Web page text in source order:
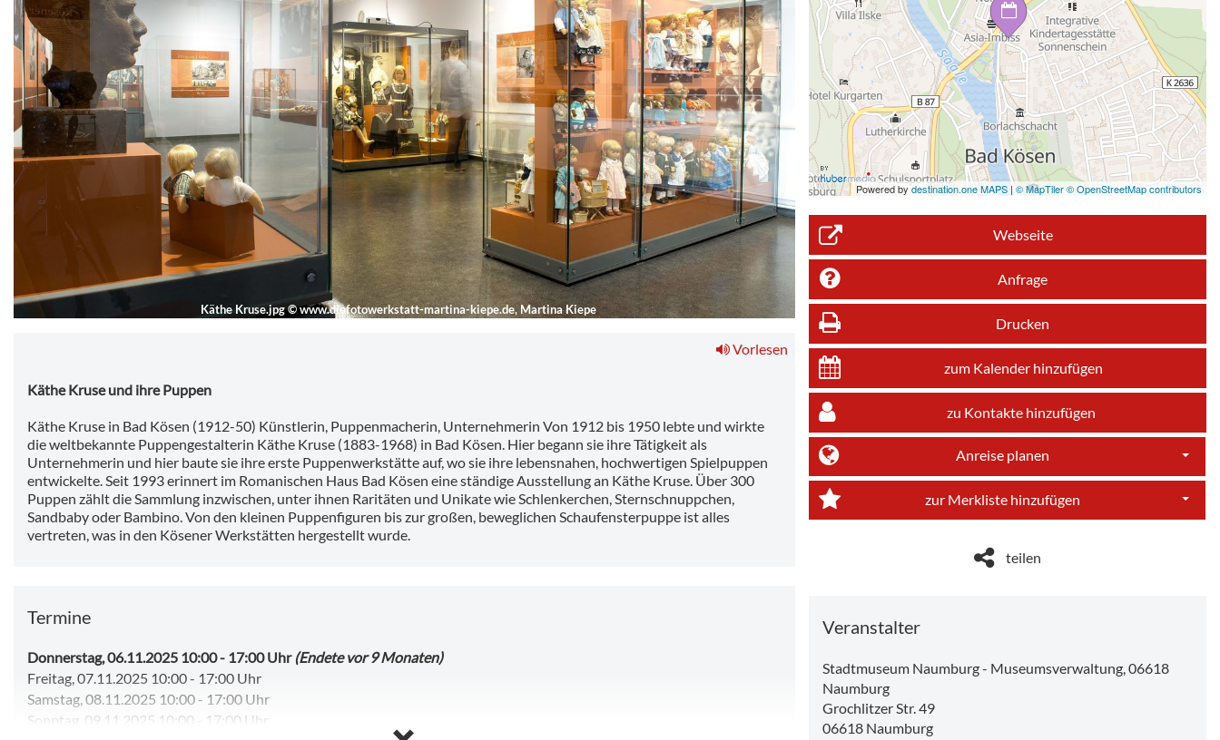
Käthe Kruse.jpg©www.diefotowerkstatt-martina-kiepe.de, Martina Kiepe
Vorlesen
Käthe Kruse und ihre Puppen
Käthe Kruse in Bad Kösen (1912-50) Künstlerin, Puppenmacherin, Unternehmerin Von 1912 bis 1950 lebte und wirkte
die weltbekannte Puppengestalterin Käthe Kruse (1883-1968) in Bad Kösen. Hier begann sie ihre Tätigkeit als
Unternehmerin und hier baute sie ihre erste Puppenwerkstätte auf, wo sie ihre lebensnahen, hochwertigen Spielpuppen
entwickelte. Seit 1993 erinnert im Romanischen Haus Bad Kösen eine ständige Ausstellung an Käthe Kruse. Über 300
Puppen zählt die Sammlung inzwischen, unter ihnen Raritäten und Unikate wie Schlenkerchen, Sternschnuppchen,
Sandbaby oder Bambino. Von den kleinen Puppenfiguren bis zur großen, beweglichen Schaufensterpuppe ist alles
vertreten, was in den Kösener Werkstätten hergestellt wurde.
Termine
Donnerstag, 06.11.2025 10:00- 17:00 Uhr(Endete vor 9 Monaten)
Freitag, 07.11.2025 10:00- 17:00 Uhr
Samstag, 08.11.2025 10:00 - 17:00 Uhr
Sonntag, 09.11.2025 10:00
17:00 Uhr
Powered bydestination.one MAPS | © MapTiler © OpenStreetMap contributors
Webseite
Anfrage
Drucken
zum Kalender hinzufügen
zu Kontakte hinzufügen
Anreise planen
zur Merkliste hinzufügen
teilen
Veranstalter
Stadtmuseum Naumburg - Museumsverwaltung, 06618
Naumburg
Grochlitzer Str. 49
06618 Naumburg